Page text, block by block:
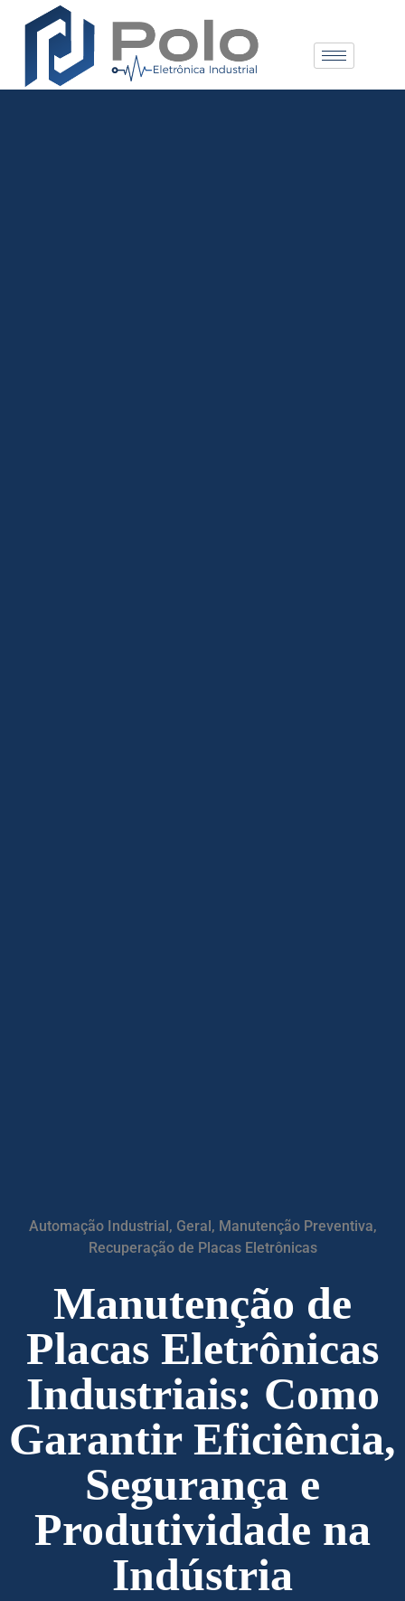
Automação Industrial, Geral, Manutenção Preventiva,
Recuperação de Placas Eletrônicas
Manutenção de
Placas Eletrônicas
Industriais: Como
Garantir Eficiência,
Segurança e
Produtividade na
Indústria